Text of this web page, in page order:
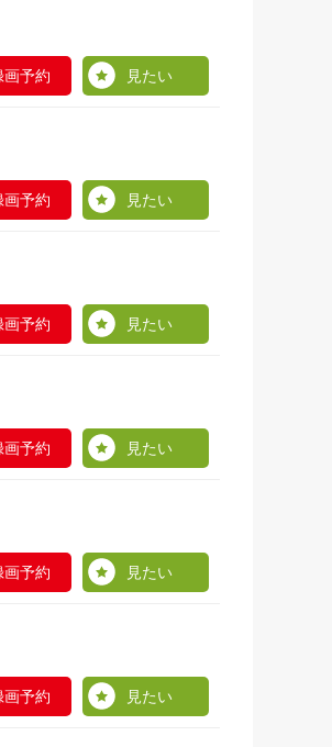
画予約 見たい
画予約 見たい
画予約 見たい
画予約 見たい
画予約 見たい
画予約 見たい